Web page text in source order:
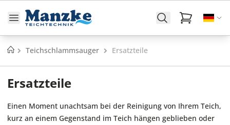
Startseite
Teichschlammsauger Ersatzteile
Ersatzteile
Einen Moment unachtsam bei der Reinigung von Ihrem Teich,
kurz an einem Gegenstand im Teich hängen geblieben oder